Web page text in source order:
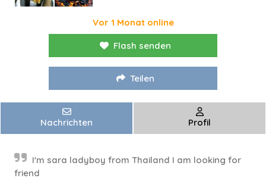
Vor 1 Monat online
Flash senden
Teilen
Nachrichten Profil
I'm sara ladyboy from Thailand I am looking for
friend